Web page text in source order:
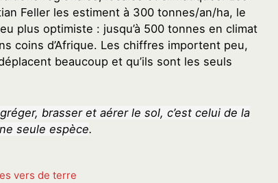
Feller les estiment à 300 tonnes/an/ha, le
plus optimiste : jusqu’à 500 tonnes en climat
coins d’Afrique. Les chiffres importent peu,
beaucoup et qu’ils sont les seuls
brasser et aérer le sol, c’est celui de la
seule espèce.
vers de terre